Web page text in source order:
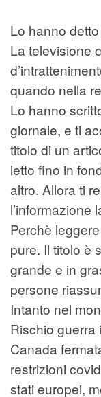
Lo hanno
La televisione
quando nella
Lo hanno
giornale, e ti
titolo di un
letto fino in
altro. Allora ti
l’informazione
Perchè
pure. Il titolo è
grande e in
persone
Intanto nel
Rischio guerra
Canada
restrizioni
stati europei,